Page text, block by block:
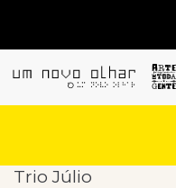
Trio Júlio